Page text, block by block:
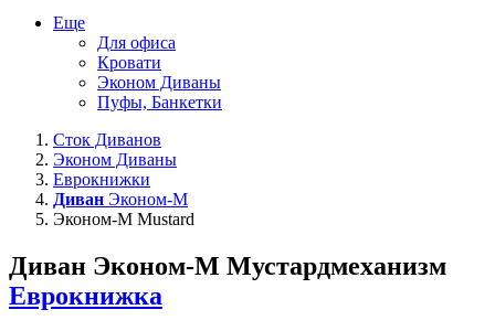
Еще
Для офиса
Кровати
Эконом Диваны
Пуфы, Банкетки
Сток Диванов
Эконом Диваны
Еврокнижки
Диван Эконом-М
Эконом-М Mustard
Диван Эконом-М Мустардмеханизм
Еврокнижка